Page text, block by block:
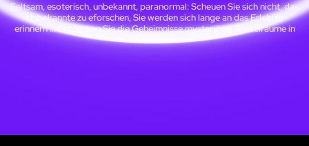
Seltsam, esoterisch, unbekannt, paranormal: Scheuen Sie sich nicht, das
Unbekannte zu eforschen, Sie werden sich lange an das Erlebnis
erinnern ... Entdecken Sie die Geheimnisse mysteriöser Rätselräume in